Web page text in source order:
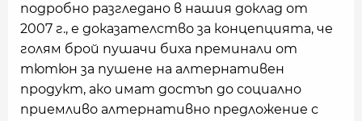
подробно разгледано в нашия доклад от
2007 г., е доказателство за концепцията, че
голям брой пушачи биха преминали от
тютюн за пушене на алтернативен
продукт, ако имат достъп до социално
приемливо алтернативно предложение с